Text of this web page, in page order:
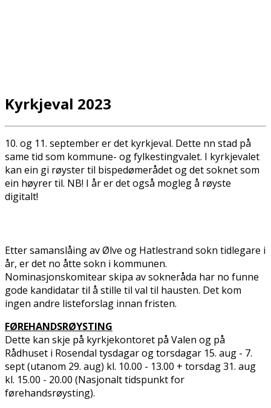
Kyrkjeval 2023
10. og 11. september er det kyrkjeval. Dette finn stad på
same tid som kommune- og fylkestingvalet. I kyrkjevalet
kan ein gi røyster til bispedømerådet og det soknet som
ein høyrer til. NB! I år er det også mogleg å røyste
digitalt!
Etter samanslåing av Ølve og Hatlestrand sokn tidlegare i
år, er det no åtte sokn i kommunen.
Nominasjonskomitear skipa av sokneråda har no funne
gode kandidatar til å stille til val til hausten. Det kom
ingen andre listeforslag innan fristen.
FØREHANDSRØYSTING
Dette kan skje på kyrkjekontoret på Valen og på
Rådhuset i Rosendal tysdagar og torsdagar 15. aug - 7.
sept (utanom 29. aug) kl. 10.00 - 13.00 + torsdag31. aug
kl. 15.00 - 20.00 (Nasjonalt tidspunkt for
førehandsrøysting).